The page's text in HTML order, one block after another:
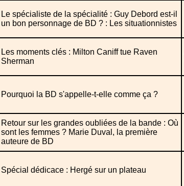
Le spécialiste de la spécialité : Guy Debord est-il
un bon personnage de BD ? : Les situationnistes
Les moments clés : Milton Caniff tue Raven
Sherman
Pourquoi la BD s'appelle-t-elle comme ça ?
Retour sur les grandes oubliées de la bande : Où
sont les femmes ? Marie Duval, la première
auteure de BD
Spécial dédicace : Hergé sur un plateau